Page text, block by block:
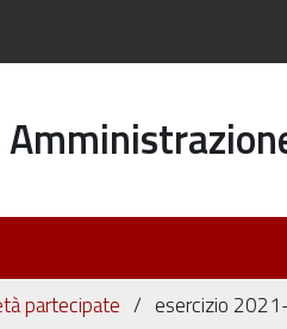
partecipate esercizio